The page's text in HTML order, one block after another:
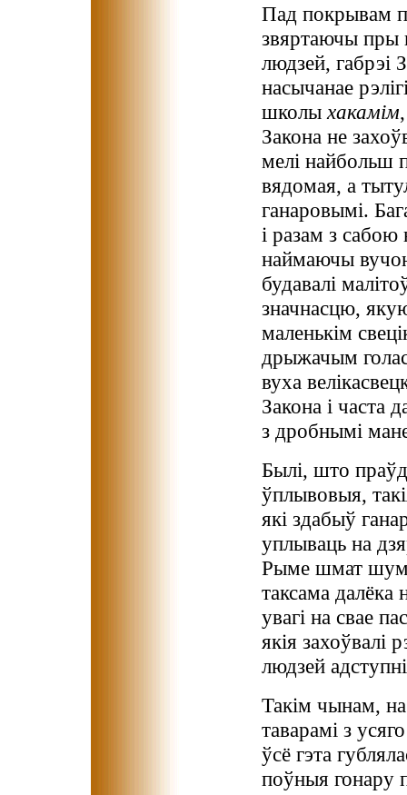
Пад покрывам
звяртаючы пры
людзей, габрэі
насычанае
школы хакамім
Закона не
мелі найбольш
вядомая, а
ганаровымі.
і разам з сабою
наймаючы
будавалі
значнасцю,
маленькім
дрыжачым
вуха
Закона і часта
з дробнымі
Былі, што
ўплывовыя,
які здабыў
уплываць на
Рыме шмат шуму
таксама
увагі на свае
якія захоўвалі
людзей
Такім чынам, на
таварамі з
ўсё гэта
поўныя гонару